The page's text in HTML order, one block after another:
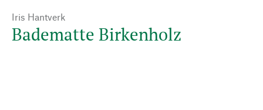
Iris Hantverk
Badematte Birkenholz